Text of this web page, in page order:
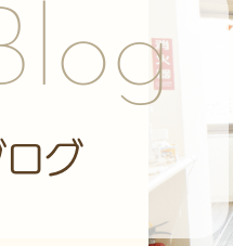
ログ